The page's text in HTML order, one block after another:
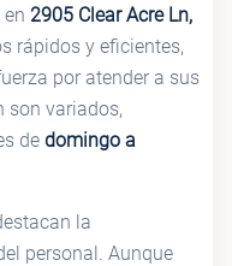
2905 Clear Acre Ln,
rápidos y eficientes,
por atender a sus
son variados,
de domingo a
la
personal. Aunque